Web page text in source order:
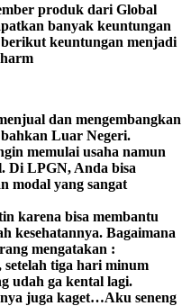
produk dari Global
banyak keuntungan
keuntungan menjadi
dan mengembangkan
Luar Negeri.
memulai usaha namun
Di LPGN, Anda bisa
modal yang sangat
karena bisa membantu
kesehatannya. Bagaimana
mengatakan :
tiga hari minum
udah ga kental lagi.
juga kaget…Aku seneng